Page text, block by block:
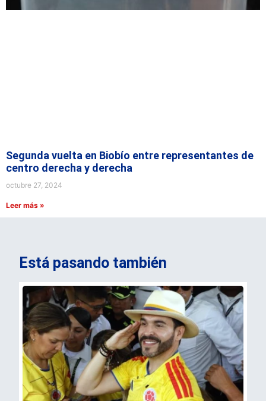
Segunda vuelta en Biobío entre representantes de
centro derecha y derecha
octubre 27, 2024
Leer más »
Está pasando también